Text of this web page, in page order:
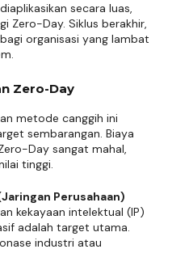
secara luas,
Zero-Day. Siklus berakhir,
organisasi yang lambat
Zero-Day
metode canggih ini
sembarangan. Biaya
Day sangat mahal,
tinggi.
Perusahaan)
kekayaan intelektual (IP)
adalah target utama.
industri atau